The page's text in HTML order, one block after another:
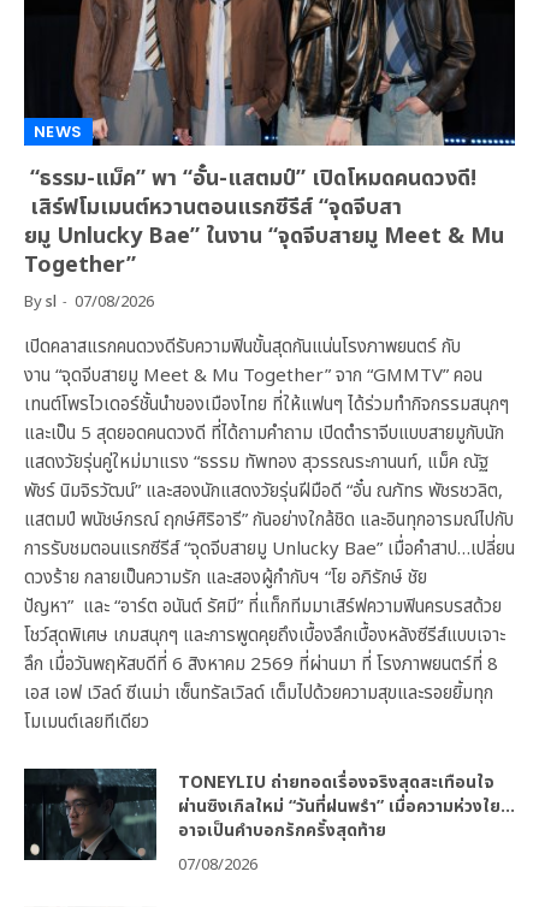
NEWS
“ธรรม-แม็ค” พา “อั๋น-แสตมป์” เปิดโหมดคนดวงดี!
เสิร์ฟโมเมนต์หวานตอนแรกซีรีส์ “จุดจีบสา
ยมู Unlucky Bae” ในงาน “จุดจีบสายมู Meet & Mu
Together”
Bysl 07/08/2026
เปิดคลาสแรกคนดวงดีรับความฟินขั้นสุดกันแน่นโรงภาพยนตร์ กับ
งาน “จุดจีบสายมู Meet & Mu Together” จาก “GMMTV” คอน
เทนต์โพรไวเดอร์ชั้นนำของเมืองไทย ที่ให้แฟนๆ ได้ร่วมทำกิจกรรมสนุกๆ
และเป็น 5 สุดยอดคนดวงดี ที่ได้ถามคำถาม เปิดตำราจีบแบบสายมูกับนัก
แสดงวัยรุ่นคู่ใหม่มาแรง “ธรรม ทัพทอง สุวรรณระกานนท์, แม็ค ณัฐ
พัชร์ นิมจิรวัฒน์” และสองนักแสดงวัยรุ่นฝีมือดี “อั๋น ณภัทร พัชรชวลิต,
แสตมป์ พนัชษ์กรณ์ ฤกษ์ศิริอารี” กันอย่างใกล้ชิด และอินทุกอารมณ์ไปกับ
การรับชมตอนแรกซีรีส์ “จุดจีบสายมู Unlucky Bae” เมื่อคำสาป…เปลี่ยน
ดวงร้าย กลายเป็นความรัก และสองผู้กำกับฯ “โย อภิรักษ์ ชัย
ปัญหา” และ “อาร์ต อนันต์ รัศมี” ที่แท็กทีมมาเสิร์ฟความฟินครบรสด้วย
โชว์สุดพิเศษ เกมสนุกๆ และการพูดคุยถึงเบื้องลึกเบื้องหลังซีรีส์แบบเจาะ
ลึก เมื่อวันพฤหัสบดีที่ 6 สิงหาคม 2569 ที่ผ่านมา ที่ โรงภาพยนตร์ที่ 8
เอส เอฟ เวิลด์ ซีเนม่า เซ็นทรัลเวิลด์ เต็มไปด้วยความสุขและรอยยิ้มทุก
โมเมนต์เลยทีเดียว
TONEYLIU ถ่ายทอดเรื่องจริงสุดสะเทือนใจ
ผ่านซิงเกิลใหม่ “วันที่ฝนพรำ” เมื่อความห่วงใย…
อาจเป็นคำบอกรักครั้งสุดท้าย
07/08/2026